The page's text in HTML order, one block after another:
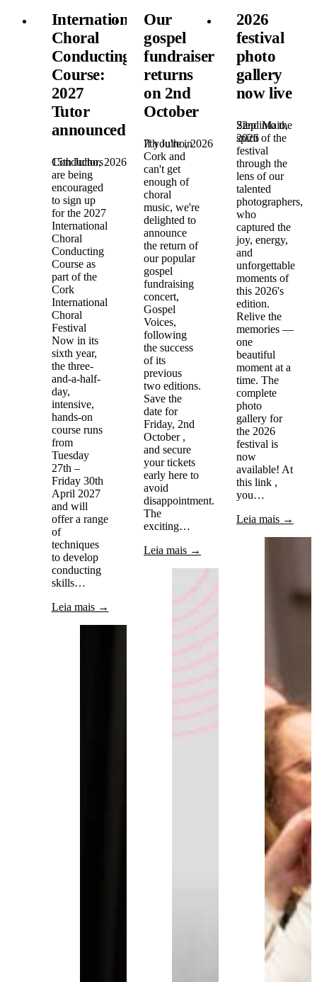
International
Choral
Conducting
Course:
2027
Tutor
announced!
15th Julho, 2026
Conductors
are being
encouraged
to sign up
for the 2027
International
Choral
Conducting
Course as
part of the
Cork
International
Choral
Festival
Now in its
sixth year,
the three-
and-a-half-
day,
intensive,
hands-on
course runs
from
Tuesday
27th –
Friday 30th
April 2027
and will
offer a range
of
techniques
to develop
conducting
skills…
Leia mais →
Our
gospel
fundraiser
returns
on 2nd
October
7th Julho, 2026
If you're in
Cork and
can't get
enough of
choral
music, we're
delighted to
announce
the return of
our popular
gospel
fundraising
concert,
Gospel
Voices,
following
the success
of its
previous
two editions.
Save the
date for
Friday, 2nd
October ,
and secure
your tickets
early here to
avoid
disappointment.
The
exciting…
Leia mais →
2026
festival
photo
gallery
now live
22nd Maio,
2026
Step into the
spirit of the
festival
through the
lens of our
talented
photographers,
who
captured the
joy, energy,
and
unforgettable
moments of
this 2026's
edition.
Relive the
memories —
one
beautiful
moment at a
time. The
complete
photo
gallery for
the 2026
festival is
now
available! At
this link ,
you…
Leia mais →